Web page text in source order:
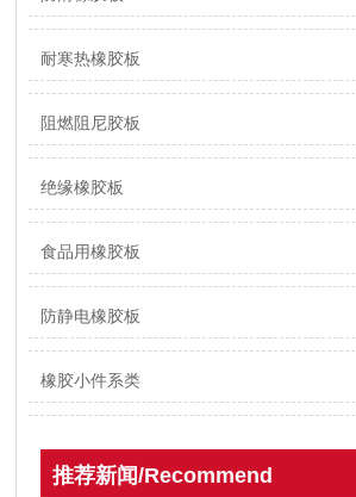
耐寒热橡胶板
阻燃阻尼胶板
绝缘橡胶板
食品用橡胶板
防静电橡胶板
橡胶小件系类
推荐新闻/Recommend